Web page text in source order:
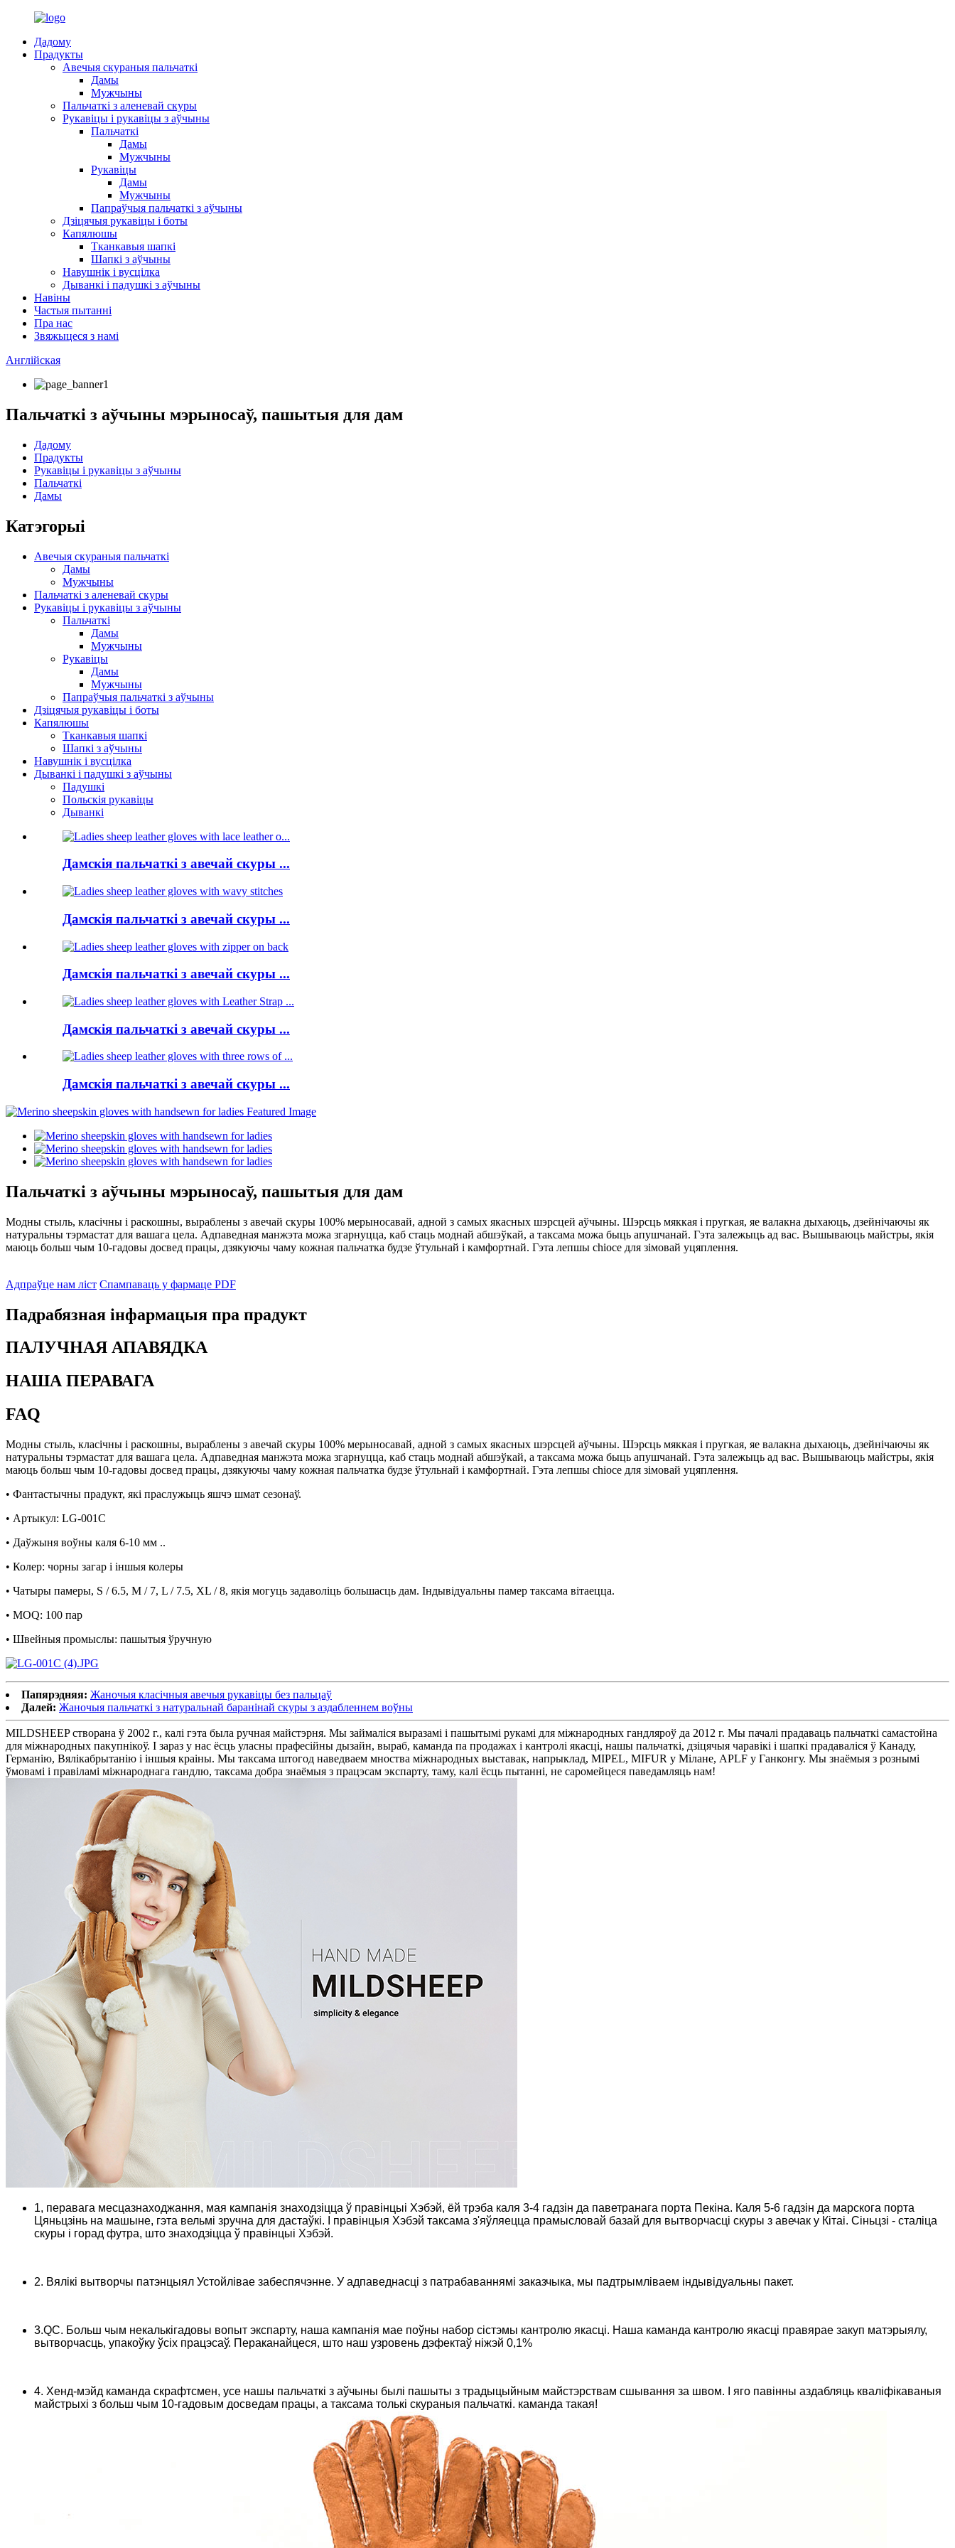
Дадому
Прадукты
Авечыя скураныя пальчаткі
Дамы
Мужчыны
Пальчаткі з аленевай скуры
Рукавіцы і рукавіцы з аўчыны
Пальчаткі
Дамы
Мужчыны
Рукавіцы
Дамы
Мужчыны
Папраўчыя пальчаткі з аўчыны
Дзіцячыя рукавіцы і боты
Капялюшы
Тканкавыя шапкі
Шапкі з аўчыны
Навушнік і вусцілка
Дыванкі і падушкі з аўчыны
Навіны
Частыя пытанні
Пра нас
Звяжыцеся з намі
Англійская
Пальчаткі з аўчыны мэрыносаў, пашытыя для дам
Дадому
Прадукты
Рукавіцы і рукавіцы з аўчыны
Пальчаткі
Дамы
Катэгорыі
Авечыя скураныя пальчаткі
Дамы
Мужчыны
Пальчаткі з аленевай скуры
Рукавіцы і рукавіцы з аўчыны
Пальчаткі
Дамы
Мужчыны
Рукавіцы
Дамы
Мужчыны
Папраўчыя пальчаткі з аўчыны
Дзіцячыя рукавіцы і боты
Капялюшы
Тканкавыя шапкі
Шапкі з аўчыны
Навушнік і вусцілка
Дыванкі і падушкі з аўчыны
Падушкі
Польскія рукавіцы
Дыванкі
Дамскія пальчаткі з авечай скуры ...
Дамскія пальчаткі з авечай скуры ...
Дамскія пальчаткі з авечай скуры ...
Дамскія пальчаткі з авечай скуры ...
Дамскія пальчаткі з авечай скуры ...
Пальчаткі з аўчыны мэрыносаў, пашытыя для дам
Модны стыль, класічны і раскошны, выраблены з авечай скуры 100% мерыносавай, адной з самых якасных шэрсцей аўчыны. Шэрсць мяккая і пругкая, яе валакна дыхаюць, дзейнічаючы як
натуральны тэрмастат для вашага цела. Адпаведная манжэта можа згарнуцца, каб стаць моднай абшэўкай, а таксама можа быць апушчанай. Гэта залежыць ад вас. Вышываюць майстры, якія
маюць больш чым 10-гадовы досвед працы, дзякуючы чаму кожная пальчатка будзе ўтульнай і камфортнай. Гэта лепшы chioce для зімовай уцяплення.
Адпраўце нам ліст Спампаваць у фармаце PDF
Падрабязная інфармацыя пра прадукт
ПАЛУЧНАЯ АПАВЯДКА
НАША ПЕРАВАГА
FAQ
Модны стыль, класічны і раскошны, выраблены з авечай скуры 100% мерыносавай, адной з самых якасных шэрсцей аўчыны. Шэрсць мяккая і пругкая, яе валакна дыхаюць, дзейнічаючы як
натуральны тэрмастат для вашага цела. Адпаведная манжэта можа згарнуцца, каб стаць моднай абшэўкай, а таксама можа быць апушчанай. Гэта залежыць ад вас. Вышываюць майстры, якія
маюць больш чым 10-гадовы досвед працы, дзякуючы чаму кожная пальчатка будзе ўтульнай і камфортнай. Гэта лепшы chioce для зімовай уцяплення.
• Фантастычны прадукт, які праслужыць яшчэ шмат сезонаў.
• Артыкул: LG-001C
• Даўжыня воўны каля 6-10 мм ..
• Колер: чорны загар і іншыя колеры
• Чатыры памеры, S / 6.5, M / 7, L / 7.5, XL / 8, якія могуць задаволіць большасць дам. Індывідуальны памер таксама вітаецца.
• MOQ: 100 пар
• Швейныя промыслы: пашытыя ўручную
Папярэдняя: Жаночыя класічныя авечыя рукавіцы без пальцаў
Далей: Жаночыя пальчаткі з натуральнай баранінай скуры з аздабленнем воўны
MILDSHEEP створана ў 2002 г., калі гэта была ручная майстэрня. Мы займаліся выразамі і пашытымі рукамі для міжнародных гандляроў да 2012 г. Мы пачалі прадаваць пальчаткі самастойна
для міжнародных пакупнікоў. І зараз у нас ёсць уласны прафесійны дызайн, выраб, каманда па продажах і кантролі якасці, нашы пальчаткі, дзіцячыя чаравікі і шапкі прадаваліся ў Канаду,
Германію, Вялікабрытанію і іншыя краіны. Мы таксама штогод наведваем мноства міжнародных выставак, напрыклад, MIPEL, MIFUR у Мілане, APLF у Ганконгу. Мы знаёмыя з рознымі
ўмовамі і правіламі міжнароднага гандлю, таксама добра знаёмыя з працэсам экспарту, таму, калі ёсць пытанні, не саромейцеся паведамляць нам!
1, перавага месцазнаходжання, мая кампанія знаходзіцца ў правінцыі Хэбэй, ёй трэба каля 3-4 гадзін да паветранага порта Пекіна. Каля 5-6 гадзін да марскога порта
Цяньцзінь на машыне, гэта вельмі зручна для дастаўкі. І правінцыя Хэбэй таксама з'яўляецца прамысловай базай для вытворчасці скуры з авечак у Кітаі. Сіньцзі - сталіца
скуры і горад футра, што знаходзіцца ў правінцыі Хэбэй.
2. Вялікі вытворчы патэнцыял Устойлівае забеспячэнне. У адпаведнасці з патрабаваннямі заказчыка, мы падтрымліваем індывідуальны пакет.
3.QC. Больш чым некалькігадовы вопыт экспарту, наша кампанія мае поўны набор сістэмы кантролю якасці. Наша каманда кантролю якасці правярае закуп матэрыялу,
вытворчасць, упакоўку ўсіх працэсаў. Пераканайцеся, што наш узровень дэфектаў ніжэй 0,1%
4. Хенд-мэйд каманда скрафтсмен, усе нашы пальчаткі з аўчыны былі пашыты з традыцыйным майстэрствам сшывання за швом. І яго павінны аздабляць кваліфікаваныя
майстрыхі з больш чым 10-гадовым досведам працы, а таксама толькі скураныя пальчаткі. каманда такая!